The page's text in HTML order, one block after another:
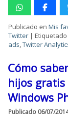
Publicado en Mis
Twitter |Etiquetado
ads,Twitter
Cómo
hijos gratis
Windows
Publicado 06/07/